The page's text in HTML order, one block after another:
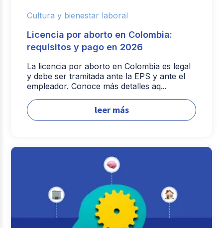
Cultura y bienestar laboral
Licencia por aborto en Colombia:
requisitos y pago en 2026
La licencia por aborto en Colombia es legal
y debe ser tramitada ante la EPS y ante el
empleador. Conoce más detalles aq...
leer más